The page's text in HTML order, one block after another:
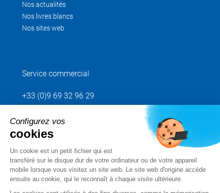
Nos actualités
Nos livres blancs
Nos sites web
Service commercial
+33 (0)9 69 32 96 29
Envoyez votre demande
Suivez-nous
Configurez vos
cookies
Un cookie est un petit fichier qui est
transféré sur le disque dur de votre ordinateur ou de votre appareil
mobile lorsque vous visitez un site web. Le site web d'origine accède
ensuite au cookie, qui le reconnaît à chaque visite ultérieure.